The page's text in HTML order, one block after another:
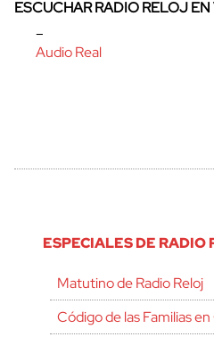
ESCUCHAR RADIO RELOJ
–
Audio Real
ESPECIALES DE RADIO
Matutino de Radio Reloj
Código de las Familias